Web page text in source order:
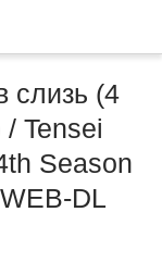
слизь (4
/ Tensei
Season
DL